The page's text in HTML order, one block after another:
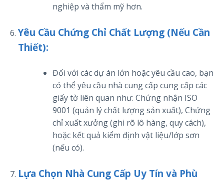
nghiệp và thẩm mỹ hơn.
Yêu Cầu Chứng Chỉ Chất Lượng (Nếu Cần
Thiết):
Đối với các dự án lớn hoặc yêu cầu cao, bạn
có thể yêu cầu nhà cung cấp cung cấp các
giấy tờ liên quan như: Chứng nhận ISO
9001 (quản lý chất lượng sản xuất), Chứng
chỉ xuất xưởng (ghi rõ lô hàng, quy cách),
hoặc kết quả kiểm định vật liệu/lớp sơn
(nếu có).
Lựa Chọn Nhà Cung Cấp Uy Tín và Phù